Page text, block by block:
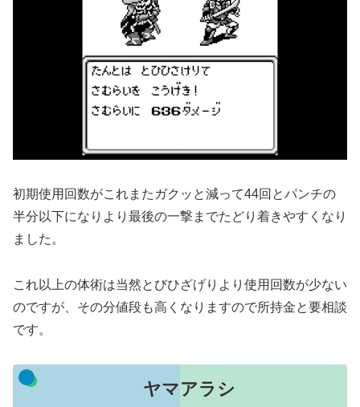
初期使用回数がこれまたガクッと減って44回とパンチの
半分以下になりより最後の一撃までたどり着きやすくなり
ました。
これ以上の体術は当然とびひざげりより使用回数が少ない
のですが、その分値段も高くなりますので所持金と要相談
です。
ヤマアラシ